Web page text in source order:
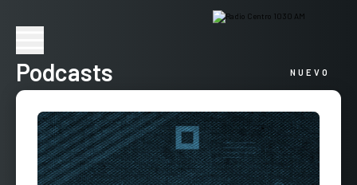
Podcasts NUEVO